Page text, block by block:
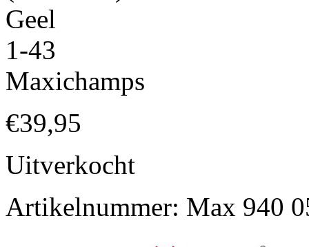
Geel
1-43
Maxichamps
€39,95
Uitverkocht
Artikelnummer: Max 940